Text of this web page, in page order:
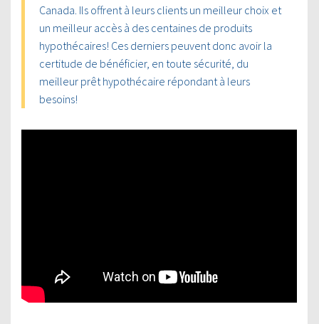
Canada. Ils offrent à leurs clients un meilleur choix et
un meilleur accès à des centaines de produits
hypothécaires! Ces derniers peuvent donc avoir la
certitude de bénéficier, en toute sécurité, du
meilleur prêt hypothécaire répondant à leurs
besoins!